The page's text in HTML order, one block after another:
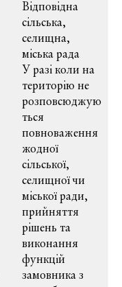
Відповідна
сільська,
селищна,
міська рада
У разі коли на
територію не
розповсюджую
ться
повноваження
жодної
сільської,
селищної чи
міської ради,
прийняття
рішень та
виконання
функцій
замовника з